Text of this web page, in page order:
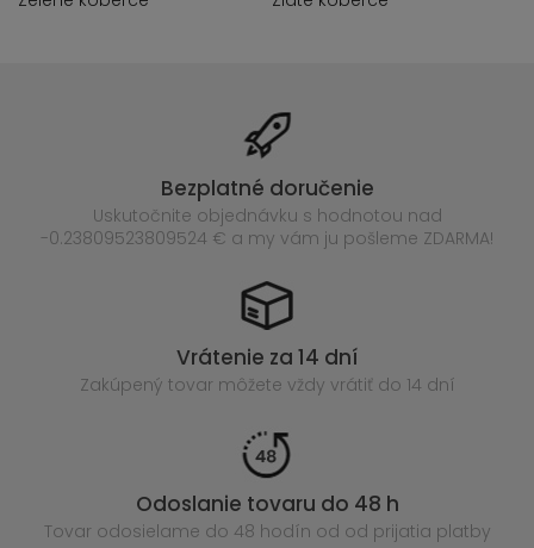
Bezplatné doručenie
Uskutočnite objednávku s hodnotou nad
-0.23809523809524 € a my vám ju pošleme ZDARMA!
Vrátenie za 14 dní
Zakúpený tovar môžete vždy vrátiť do 14 dní
Odoslanie tovaru do 48 h
Tovar odosielame do 48 hodín od od prijatia platby